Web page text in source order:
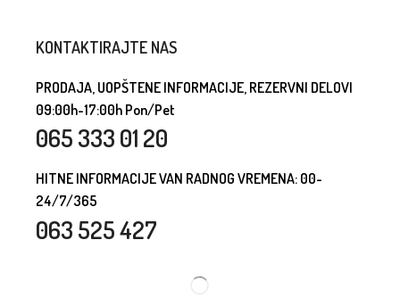
KONTAKTIRAJTE NAS
PRODAJA, UOPŠTENE INFORMACIJE, REZERVNI DELOVI
09:00h-17:00h Pon/Pet
065 333 01 20
HITNE INFORMACIJE VAN RADNOG VREMENA: 00-
24/7/365
063 525 427